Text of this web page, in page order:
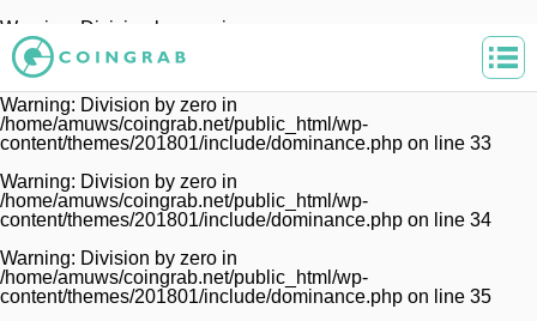
Warning
: Division by zero in
/home/amuws/coingrab.net/public_html/wp-
content/themes/201801/include/dominance.php
32
Warning: Division by zero in
/home/amuws/coingrab.net/public_html/wp-
content/themes/201801/include/dominance.php on line 33
Warning: Division by zero in
/home/amuws/coingrab.net/public_html/wp-
content/themes/201801/include/dominance.php on line 34
Warning: Division by zero in
/home/amuws/coingrab.net/public_html/wp-
content/themes/201801/include/dominance.php on line 35